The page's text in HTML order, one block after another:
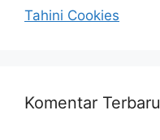
Tahini Cookies
Komentar Terbaru